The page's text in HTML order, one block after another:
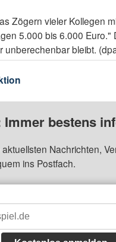
Zögern vieler Kollegen
5.000 bis 6.000
bleibt.
Immer bestens
Nachrichten,
ins Postfach.